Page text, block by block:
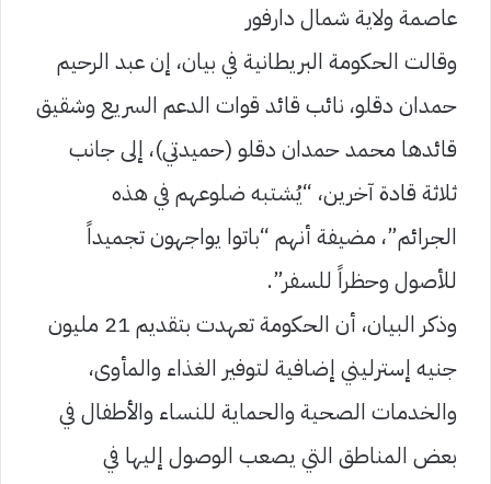
عاصمة ولاية شمال دارفور
وقالت الحكومة البريطانية في بيان، إن عبد الرحيم
حمدان دقلو، نائب قائد قوات الدعم السريع وشقيق
قائدها محمد حمدان دقلو (حميدتي)، إلى جانب
ثلاثة قادة آخرين، “يُشتبه ضلوعهم في هذه
الجرائم”، مضيفة أنهم “باتوا يواجهون تجميداً
للأصول وحظراً للسفر”.
وذكر البيان، أن الحكومة تعهدت بتقديم 21 مليون
جنيه إسترليني إضافية لتوفير الغذاء والمأوى،
والخدمات الصحية والحماية للنساء والأطفال في
بعض المناطق التي يصعب الوصول إليها في